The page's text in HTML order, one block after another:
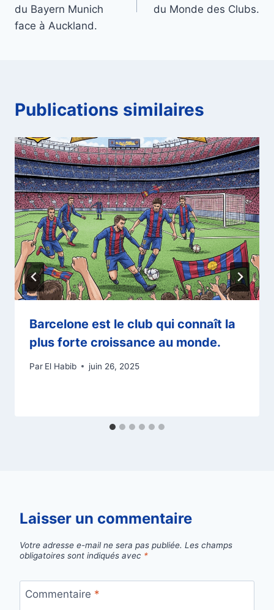
l’article
du Bayern Munich
face à Auckland.
du Monde des Clubs.
Publications similaires
Barcelone est le club qui connaît la
plus forte croissance au monde.
Par El Habib juin 26, 2025
Laisser un commentaire
Votre adresse e-mail ne sera pas publiée. Les champs
obligatoires sont indiqués avec *
Commentaire *